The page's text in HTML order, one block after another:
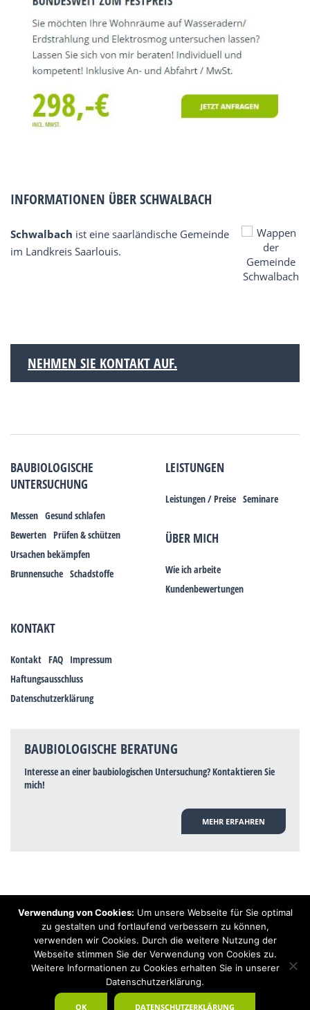
INFORMATIONEN ÜBER SCHWALBACH
Schwalbach ist eine saarländische Gemeinde
im Landkreis Saarlouis.
NEHMEN SIE KONTAKT AUF.
BAUBIOLOGISCHE
UNTERSUCHUNG
Messen Gesund schlafen
Bewerten Prüfen & schützen
Ursachen bekämpfen
Brunnensuche Schadstoffe
LEISTUNGEN
Leistungen / Preise Seminare
ÜBER MICH
Wie ich arbeite
Kundenbewertungen
KONTAKT
Kontakt FAQ Impressum
Haftungsausschluss
Datenschutzerklärung
BAUBIOLOGISCHE BERATUNG
Interesse an einer baubiologischen Untersuchung? Kontaktieren Sie
mich!
MEHR ERFAHREN
Hinweis: Trotz zahlreicher Studien, die einen Zusammenhang zwischen
Elektrosmog und gesundheitlichen Problemen aufzeigen, ist es von der
praktischen Schulmedizin bisher wissenschaftlich nicht anerkannt, dass
Elektrosmog und Erdstrahlen gesundheitliche Auswirkungen haben können.
Ähnliches galt auch über Jahrzehnte für die Akkupunktur und die
Homöopathie. Sie suchen einen Baubiologen? Baubiologe Baldermnn - Ihr
Spezialist für gesunden Schlaf!
Verwendung von Cookies: Um unsere Webseite für Sie optimal
zu gestalten und fortlaufend verbessern zu können,
verwenden wir Cookies. Durch die weitere Nutzung der
Webseite stimmen Sie der Verwendung von Cookies zu.
Weitere Informationen zu Cookies erhalten Sie in unserer
Datenschutzerklärung.
OK DATENSCHUTZERKLÄRUNG